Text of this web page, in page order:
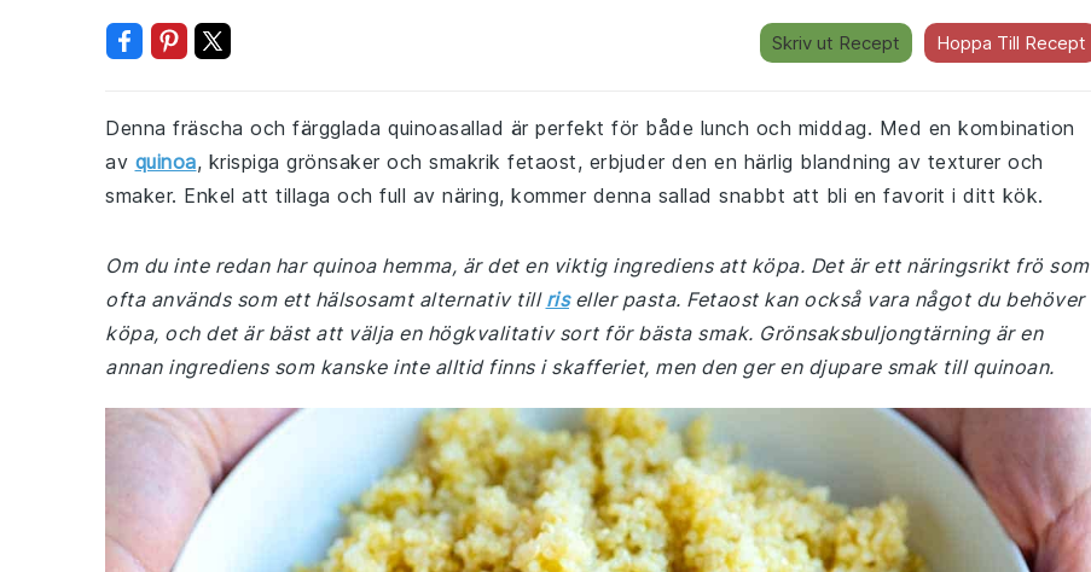
Skriv ut Recept Hoppa Till Recept
Denna fräscha och färgglada quinoasallad är perfekt för både lunch och middag. Med en kombination
av quinoa, krispiga grönsaker och smakrik fetaost, erbjuder den en härlig blandning av texturer och
smaker. Enkel att tillaga och full av näring, kommer denna sallad snabbt att bli en favorit i ditt kök.
Om du inte redan har quinoa hemma, är det en viktig ingrediens att köpa. Det är ett näringsrikt frö som
ofta används som ett hälsosamt alternativ till riseller pasta. Fetaost kan också vara något du behöver
köpa, och det är bäst att välja en högkvalitativ sort för bästa smak. Grönsaksbuljongtärning är en
annan ingrediens som kanske inte alltid finns i skafferiet, men den ger en djupare smak till quinoan.